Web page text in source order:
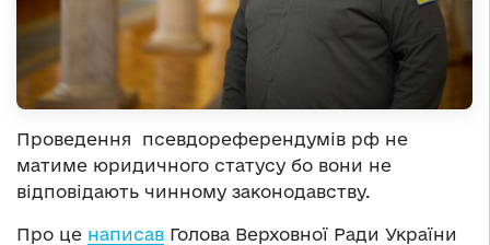
Проведення псевдореферендумів рф не
матиме юридичного статусу бо вони не
відповідають чинному законодавству.
Про це написав Голова Верховної Ради України